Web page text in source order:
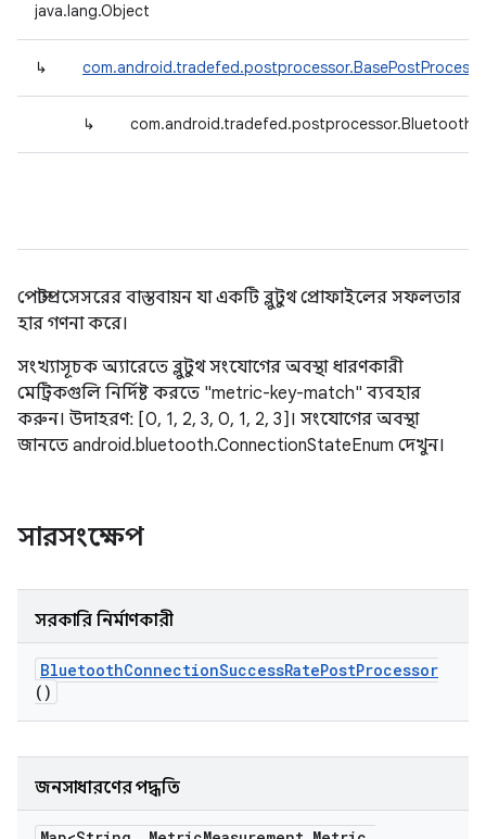
java.lang.Object
↳
↳
পোস্টপ্রসেসরের বাস্তবায়ন যা একটি ব্লুটুথ প্রোফাইলের সফলতার
হার গণনা করে।
সংখ্যাসূচক অ্যারেতে ব্লুটুথ সংযোগের অবস্থা ধারণকারী
মেট্রিকগুলি নির্দিষ্ট করতে "metric-key-match" ব্যবহার
করুন। উদাহরণ: [0, 1, 2, 3, 0, 1, 2, 3]। সংযোগের অবস্থা
জানতে android.bluetooth.ConnectionStateEnum দেখুন।
সারসংক্ষেপ
সরকারি নির্মাণকারী
BluetoothConnectionSuccessRatePostProcessor
()
জনসাধারণের পদ্ধতি